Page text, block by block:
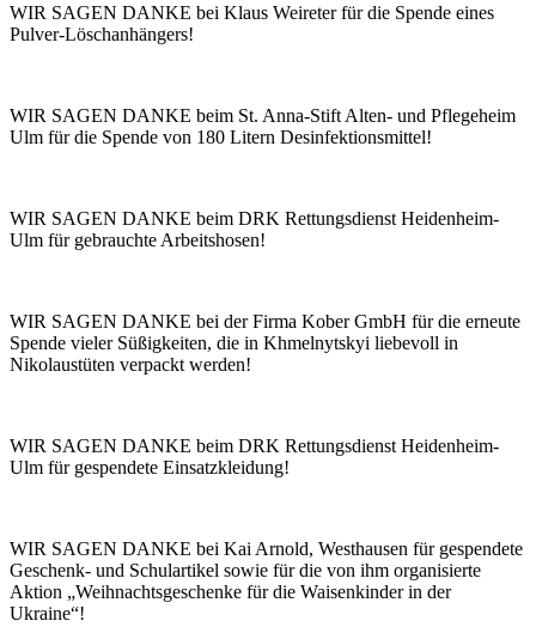
WIR SAGEN DANKE bei Klaus Weireter für die Spende eines
Pulver-Löschanhängers!
WIR SAGEN DANKE beim St. Anna-Stift Alten- und Pflegeheim
Ulm für die Spende von 180 Litern Desinfektionsmittel!
WIR SAGEN DANKE beim DRK Rettungsdienst Heidenheim-
Ulm für gebrauchte Arbeitshosen!
WIR SAGEN DANKE bei der Firma Kober GmbH für die erneute
Spende vieler Süßigkeiten, die in Khmelnytskyi liebevoll in
Nikolaustüten verpackt werden!
WIR SAGEN DANKE beim DRK Rettungsdienst Heidenheim-
Ulm für gespendete Einsatzkleidung!
WIR SAGEN DANKE bei Kai Arnold, Westhausen für gespendete
Geschenk- und Schulartikel sowie für die von ihm organisierte
Aktion „Weihnachtsgeschenke für die Waisenkinder in der
Ukraine“!